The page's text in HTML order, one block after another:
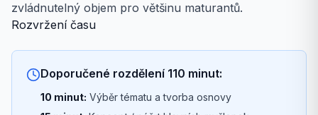
zvládnutelný objem pro většinu maturantů.
Rozvržení času
Doporučené rozdělení 110 minut:
10 minut: Výběr tématu a tvorba osnovy